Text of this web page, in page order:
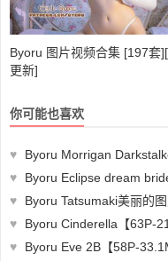
Byoru 图片视频合集 [197套
更新]
你可能也喜欢
♥ Byoru Morrigan
♥
Byoru Eclipse dream
♥
Byoru Tatsumaki美丽的
♥
Byoru Cinderella【63P-
♥
Byoru Eve 2B【58P-